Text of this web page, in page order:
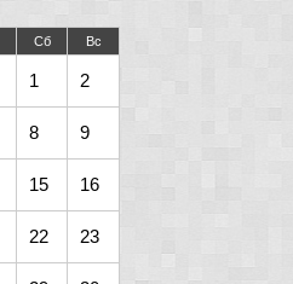
Сб Вс
1 2
8 9
15 16
22 23